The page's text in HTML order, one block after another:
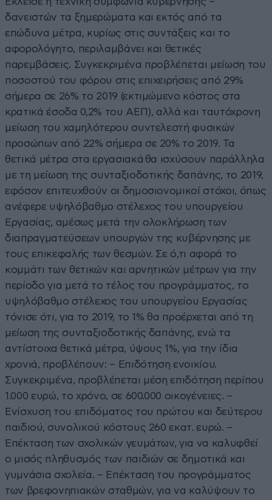
δανειστών τα ξημερώματα και εκτός από τα
επώδυνα μέτρα, κυρίως στις συντάξεις και το
αφορολόγητο, περιλαμβάνει και θετικές
παρεμβάσεις. Συγκεκριμένα προβλέπεται μείωση του
ποσοστού του φόρου στις επιχειρήσεις από 29%
σήμερα σε 26% το 2019 (εκτιμώμενο κόστος στα
κρατικά έσοδα 0,2% του ΑΕΠ), αλλά και ταυτόχρονη
μείωση του χαμηλότερου συντελεστή φυσικών
προσώπων από 22% σήμερα σε 20% το 2019. Τα
θετικά μέτρα στα εργασιακά θα ισχύσουν παράλληλα
με τη μείωση της συνταξιοδοτικής δαπάνης, το 2019,
εφόσον επιτευχθούν οι δημοσιονομικοί στόχοι, όπως
ανέφερε υψηλόβαθμο στέλεχος του υπουργείου
Εργασίας, αμέσως μετά την ολοκλήρωση των
διαπραγματεύσεων υπουργών της κυβέρνησης με
τους επικεφαλής των θεσμών. Σε ό,τι αφορά το
κομμάτι των θετικών και αρνητικών μέτρων για την
περίοδο για μετά το τέλος του προγράμματος, το
υψηλόβαθμο στέλεχος του υπουργείου Εργασίας
τόνισε ότι, για το 2019, το 1% θα προέρχεται από τη
μείωση της συνταξιοδοτικής δαπάνης, ενώ τα
αντίστοιχα θετικά μέτρα, ύψους 1%, για την ίδια
χρονιά, προβλέπουν: – Επιδότηση ενοικίου.
Συγκεκριμένα, προβλέπεται μέση επιδότηση περίπου
1.000 ευρώ, το χρόνο, σε 600.000 οικογένειες. –
Ενίσχυση του επιδόματος του πρώτου και δεύτερου
παιδιού, συνολικού κόστους 260 εκατ. ευρώ. –
Επέκταση των σχολικών γευμάτων, για να καλυφθεί
ο μισός πληθυσμός των παιδιών σε δημοτικά και
γυμνάσια σχολεία. – Επέκταση του προγράμματος
των βρεφονηπιακών σταθμών, για να καλύψουν το